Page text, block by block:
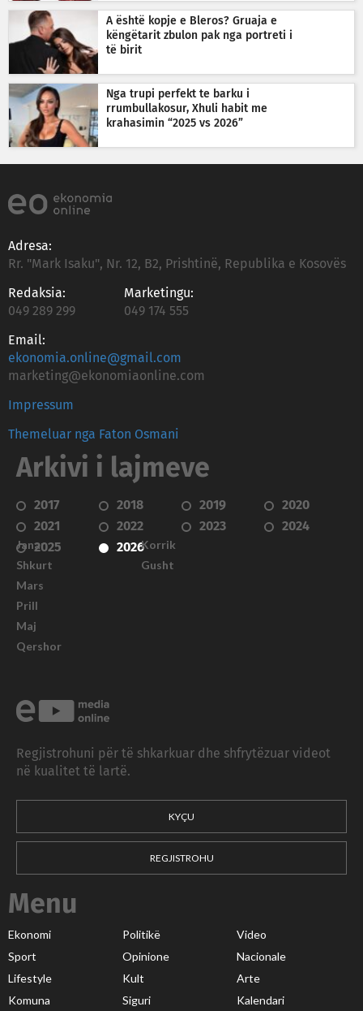
A është kopje e Bleros? Gruaja e
këngëtarit zbulon pak nga portreti i
të birit
Nga trupi perfekt te barku i
rrumbullakosur, Xhuli habit me
krahasimin “2025 vs 2026”
Adresa:
Rr. "Mark Isaku", Nr. 12, B2, Prishtinë, Republika e Kosovës
Redaksia:
049 289 299
Marketingu:
049 174 555
Email:
ekonomia.online@gmail.com
marketing@ekonomiaonline.com
Impressum
Themeluar nga Faton Osmani
Arkivi i lajmeve
2017 2018 2019
2020
2021
2022 2023
2024
2025
2026
Janar
Shkurt
Mars
Prill
Maj
Qershor
Korrik
Gusht
Regjistrohuni për të shkarkuar dhe shfrytëzuar videot
në kualitet të lartë.
KYÇU
REGJISTROHU
Menu
Ekonomi Politikë
Video
Sport
Opinione
Nacionale
Lifestyle
Kult
Arte
Komuna
Siguri Kalendari